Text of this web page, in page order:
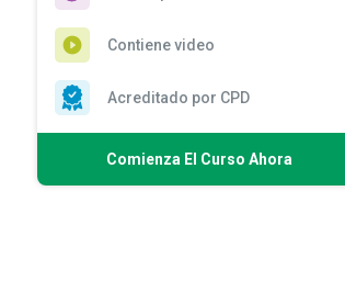
Contiene video
Acreditado por CPD
Comienza El Curso Ahora